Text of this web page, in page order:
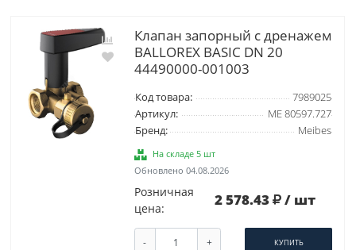
Клапан запорный с дренажем
BALLOREX BASIC DN 20
44490000-001003
Код товара:
7989025
Артикул:
ME 80597.727
Бренд:
Meibes
На складе 5 шт
Обновлено 04.08.2026
Розничная
цена:
2 578.43 / шт
- + КУПИТЬ